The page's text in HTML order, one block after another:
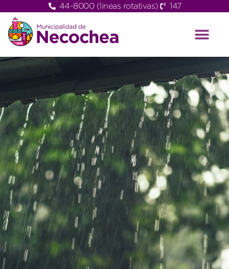
44-8000 (lineas rotativas) 147